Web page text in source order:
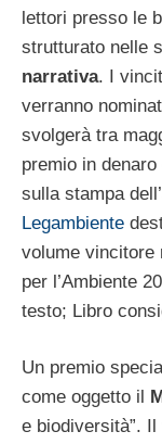
lettori presso le
strutturato nelle
narrativa. I
verranno
svolgerà tra
premio in
sulla stampa
Legambiente
volume vincitore
per l’Ambiente
testo; Libro
Un premio
come oggetto il
e biodiversità”.